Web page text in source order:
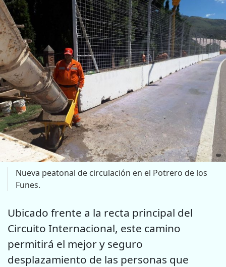
Nueva peatonal de circulación en el Potrero de los
Funes.
Ubicado frente a la recta principal del
Circuito Internacional, este camino
permitirá el mejor y seguro
desplazamiento de las personas que